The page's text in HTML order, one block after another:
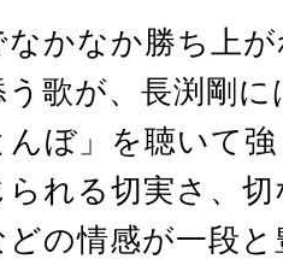
なかなか勝ち上
歌が、長渕剛
んぼ」を聴いて
れる切実さ、
どの情感が一段